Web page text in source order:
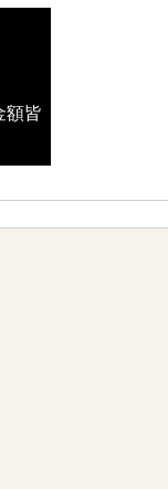
額皆